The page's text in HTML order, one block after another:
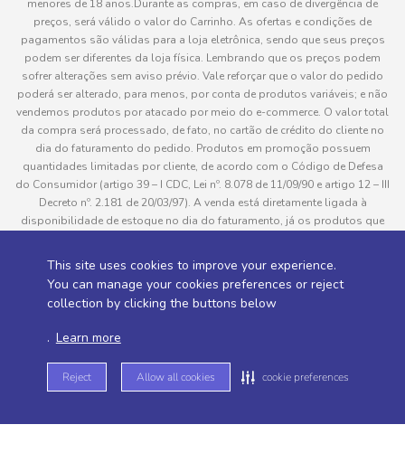
This site uses cookies to improve your experience.
You can manage your cookies preferences or reject
collection by clicking the buttons below
. Learn more
Reject Allow all cookies cookie preferences
menores de 18 anos.Durante as compras, em caso de divergência de
preços, será válido o valor do Carrinho. As ofertas e condições de
pagamentos são válidas para a loja eletrônica, sendo que seus preços
podem ser diferentes da loja física. Lembrando que os preços podem
sofrer alterações sem aviso prévio. Vale reforçar que o valor do pedido
poderá ser alterado, para menos, por conta de produtos variáveis; e não
vendemos produtos por atacado por meio do e-commerce. O valor total
da compra será processado, de fato, no cartão de crédito do cliente no
dia do faturamento do pedido. Produtos em promoção possuem
quantidades limitadas por cliente, de acordo com o Código de Defesa
do Consumidor (artigo 39 – I CDC, Lei nº. 8.078 de 11/09/90 e artigo 12 – III
Decreto nº. 2.181 de 20/03/97). A venda está diretamente ligada à
disponibilidade de estoque no dia do faturamento, já os produtos que
pedido do cliente, este não será entregue e o valor do item não será
cobrado. As fotos dos produtos no site são ilustrativas, podendo haver
divergência com o produto real e todos os pedidos estão sujeitos à
consultadas em “Política de Entregas”
Desenvolvido por